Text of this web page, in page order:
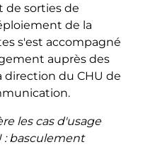
de sorties de
de la
s'est accompagné
auprès des
du CHU de
les cas d'usage
: basculement